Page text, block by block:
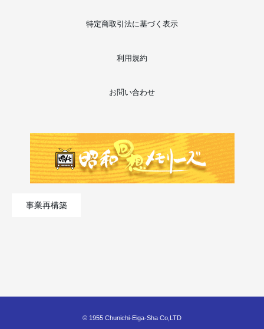
特定商取引法に基づく表示
利用規約
お問い合わせ
事業再構築
© 1955 Chunichi-Eiga-Sha Co,LTD